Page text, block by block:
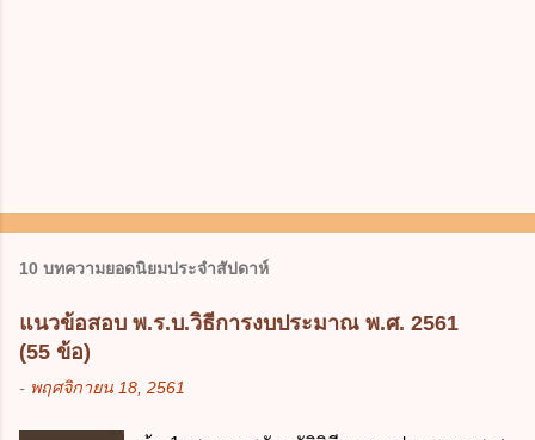
10 บทความยอดนิยมประจำสัปดาห์
แนวข้อสอบ พ.ร.บ.วิธีการงบประมาณ พ.ศ. 2561
(55 ข้อ)
- พฤศจิกายน 18, 2561